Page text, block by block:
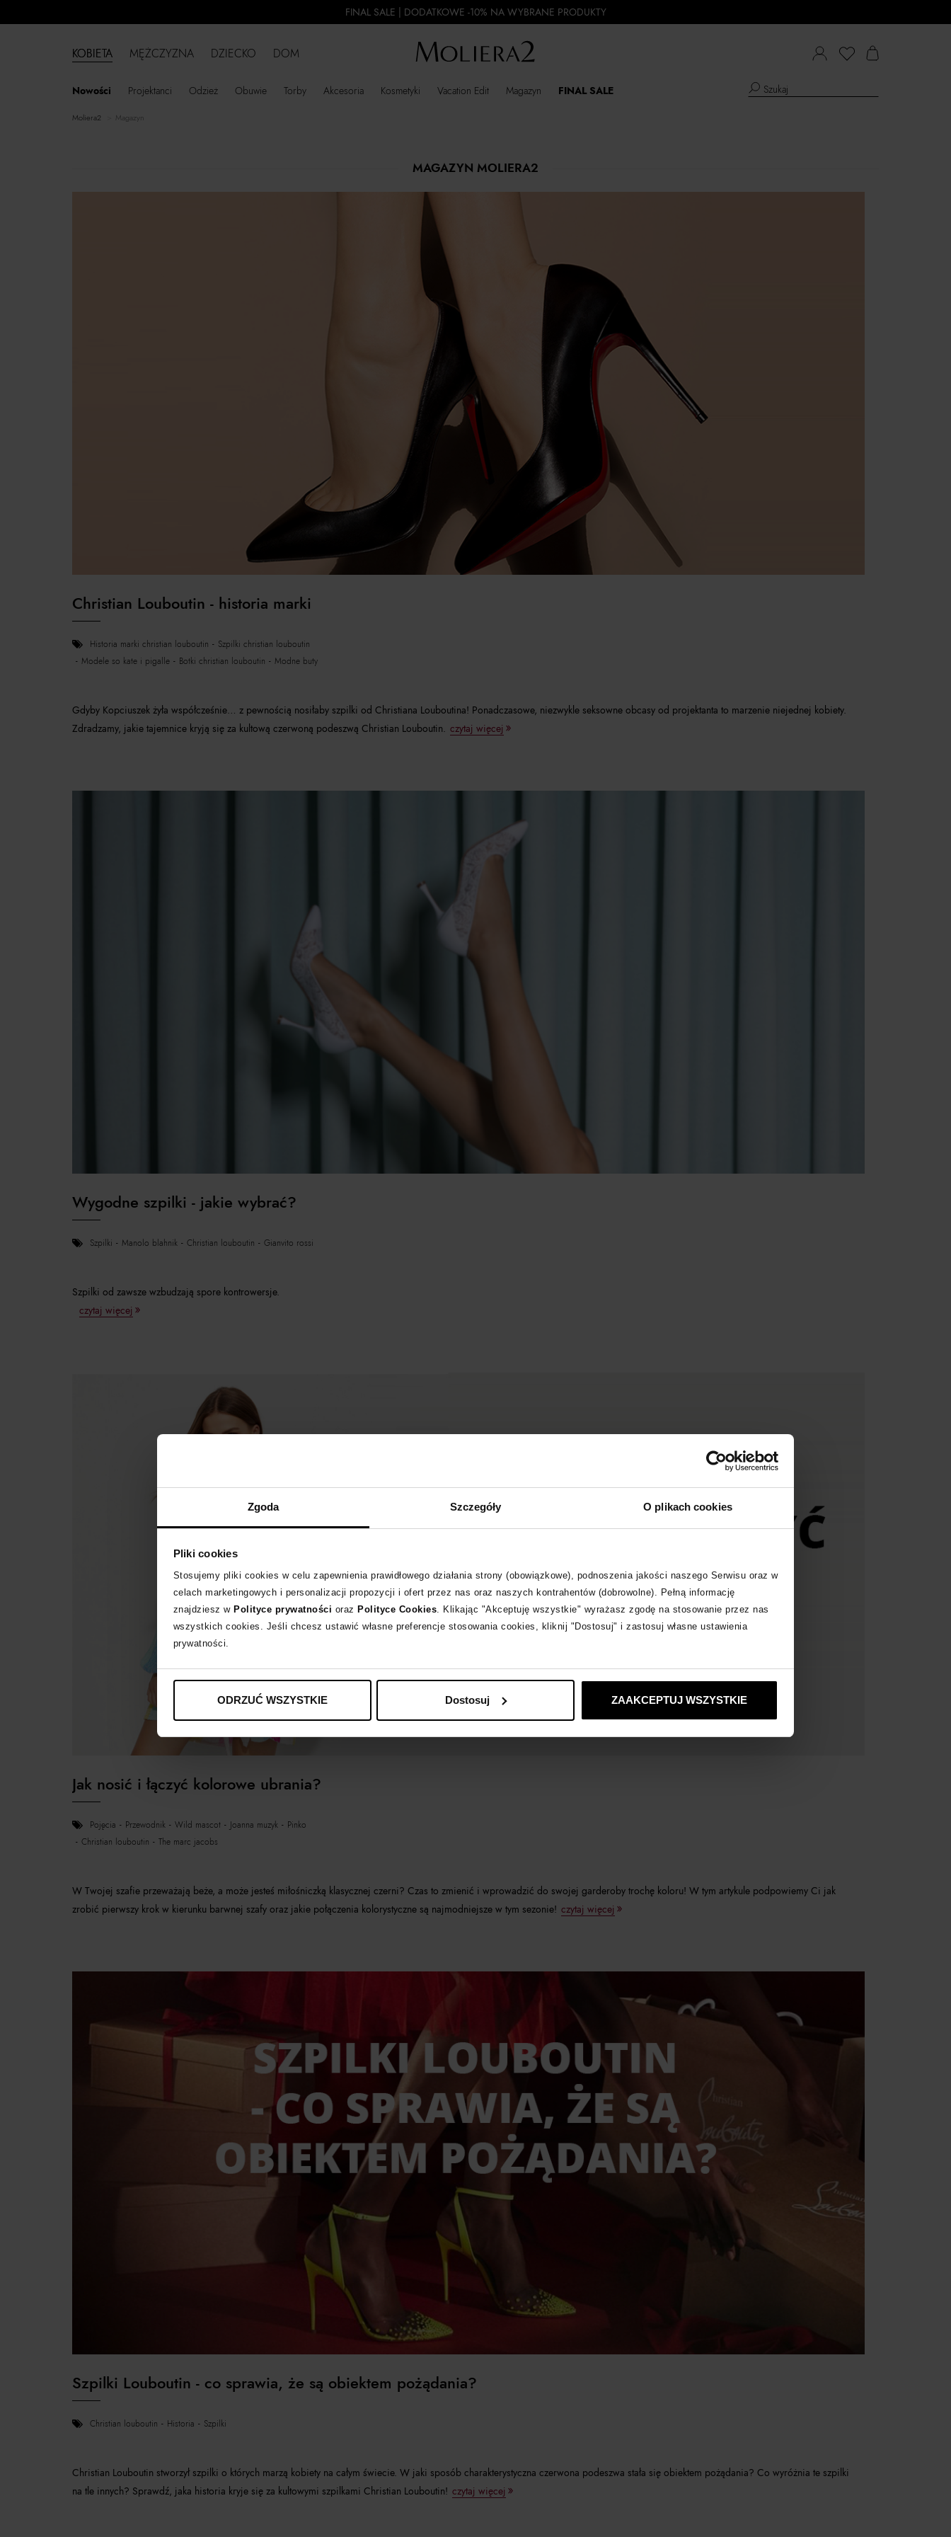
Zgoda Szczegóły O plikach cookies
Pliki cookies
Stosujemy pliki cookies w celu zapewnienia prawidłowego działania strony (obowiązkowe), podnoszenia jakości naszego Serwisu oraz w
celach marketingowych i personalizacji propozycji i ofert przez nas oraz naszych kontrahentów (dobrowolne). Pełną informację
znajdziesz w Polityce prywatności oraz Polityce Cookies. Klikając "Akceptuję wszystkie" wyrażasz zgodę na stosowanie przez nas
wszystkich cookies. Jeśli chcesz ustawić własne preferencje stosowania cookies, kliknij "Dostosuj" i zastosuj własne ustawienia
prywatności.
ODRZUĆ WSZYSTKIE Dostosuj ZAAKCEPTUJ WSZYSTKIE
FINAL SALE | DODATKOWE -10% NA WYBRANE PRODUKTY
KOBIETA
Nowości Projektanci Odzież Obuwie Torby Akcesoria Kosmetyki Vacation Edit Magazyn FINAL SALE
MĘŻCZYZNA DZIECKO DOM
moliera2 Magazyn
MAGAZYN MOLIERA2
Christian Louboutin - historia marki
historia marki christian louboutin
szpilki christian louboutin
modele so kate i pigalle
botki christian louboutin modne buty
Gdyby Kopciuszek żyła współcześnie… z pewnością nosiłaby szpilki od Christiana Louboutina! Ponadczasowe, niezwykle seksowne obcasy od projektanta to marzenie niejednej kobiety.
Zdradzamy, jakie tajemnice kryją się za kultową czerwoną podeszwą Christian Louboutin. czytaj więcej
Wygodne szpilki - jakie wybrać?
szpilki manolo blahnik christian louboutin gianvito rossi
Szpilki od zawsze wzbudzają spore kontrowersje.
czytaj więcej
Jak nosić i łączyć kolorowe ubrania?
pojęcia przewodnik wild mascot joanna muzyk
pinko
christian louboutin
the marc jacobs
W Twojej szafie przeważają beże, a może jesteś miłośniczką klasycznej czerni? Czas to zmienić i wprowadzić do swojej garderoby trochę koloru! W tym artykule podpowiemy Ci jak
zrobić pierwszy krok w kierunku barwnej szafy oraz jakie połączenia kolorystyczne są najmodniejsze w tym sezonie! czytaj więcej
Szpilki Louboutin - co sprawia, że są obiektem pożądania?
christian louboutin historia szpilki
Christian Louboutin stworzył szpilki o których marzą kobiety na całym świecie. W jaki sposób charakterystyczna czerwona podeszwa stała się obiektem pożądania? Co wyróżnia te szpilki
na tle innych? Sprawdź, jaka historia kryje się za kultowymi szpilkami Christian Louboutin! czytaj więcej